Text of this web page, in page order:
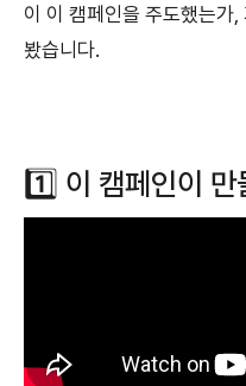
이 이 캠페인을 주도했는가
봤습니다.
1️⃣ 이 캠페인이 만